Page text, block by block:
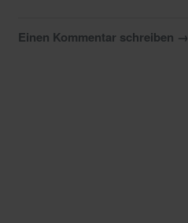
Einen Kommentar schreiben →